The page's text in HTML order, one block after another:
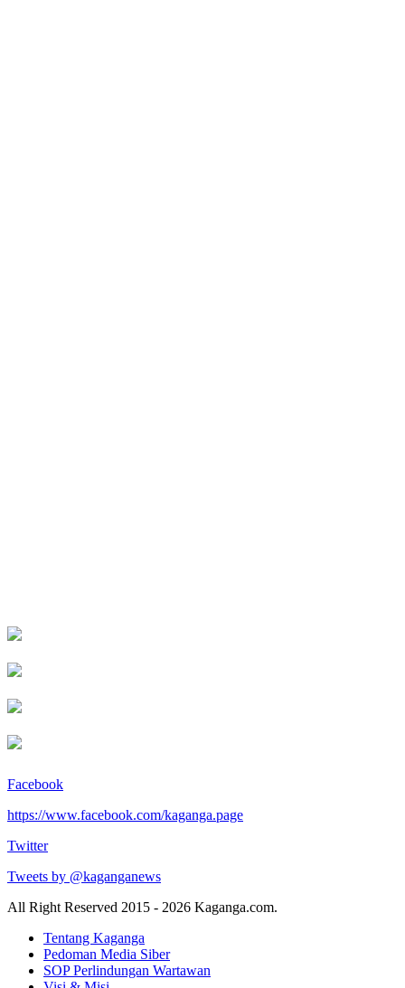
Facebook
https://www.facebook.com/kaganga.page
Twitter
Tweets by @kaganganews
All Right Reserved 2015 - 2026 Kaganga.com.
Tentang Kaganga
Pedoman Media Siber
SOP Perlindungan Wartawan